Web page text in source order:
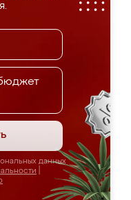
данных